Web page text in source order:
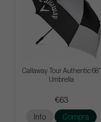
Callaway Tour Authentic 68"
Umbrella
€63
Info Compra